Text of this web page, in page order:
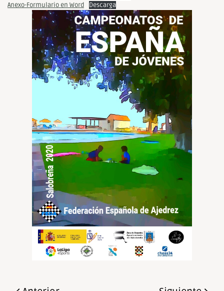
Anexo-Formulario en Word
Descarga